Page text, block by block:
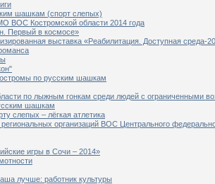
шашкам (спорт слепых)
ВОС Костромской области 2014 года
Первый в космосе»
выставка «Реабилитация. Доступная среда-
по русским шашкам
по лыжным гонкам среди людей с ограниченными
шашкам
слепых – лёгкая атлетика
организаций ВОС Центрального
игры в Сочи – 2014»
лучше: работник культуры